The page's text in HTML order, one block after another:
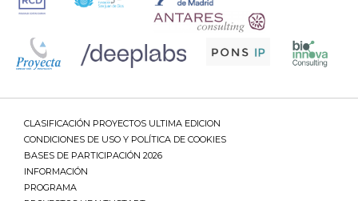
CLASIFICACIÓN PROYECTOS ULTIMA EDICION
CONDICIONES DE USO Y POLÍTICA DE COOKIES
BASES DE PARTICIPACIÓN 2026
INFORMACIÓN
PROGRAMA